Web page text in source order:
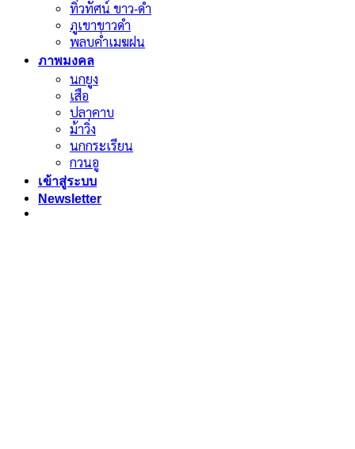
ทิวทัศน์ ขาว-ดำ
ภูเขาขาวดำ
พลบค่ำเมฆฝน
ภาพมงคล
นกยูง
เสือ
ปลาคาบ
ม้าวิ่ง
นกกระเรียน
กวนอู
เข้าสู่ระบบ
Newsletter